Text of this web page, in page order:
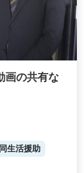
画の共有な
生活援助